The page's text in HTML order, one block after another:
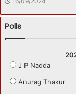
Polls
J P Nadda
Anurag Thakur